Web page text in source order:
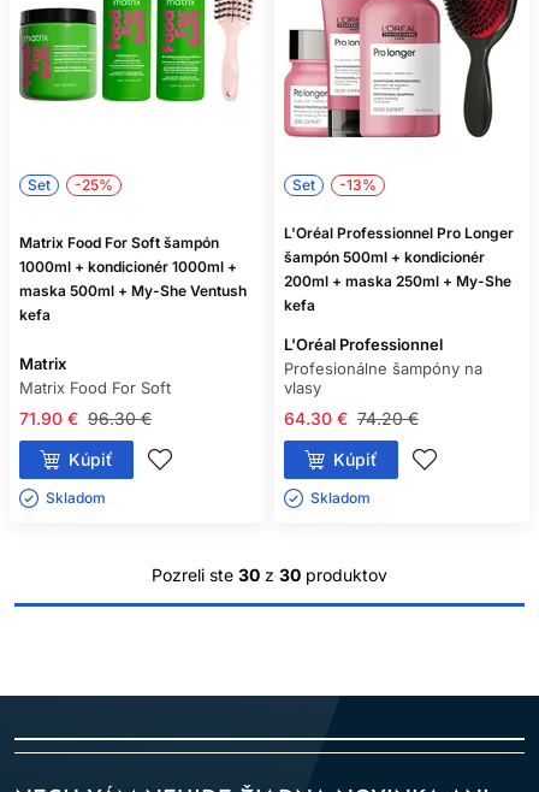
Set -25%
Matrix Food For Soft šampón
1000ml + kondicionér 1000ml +
maska 500ml + My-She Ventush
kefa
Matrix
Matrix Food For Soft
96.30 €
71.90 €
Kúpiť
Skladom ㅤ
Set -13%
L'Oréal Professionnel Pro Longer
šampón 500ml + kondicionér
200ml + maska 250ml + My-She
kefa
L'Oréal Professionnel
Profesionálne šampóny na
vlasy
74.20 €
64.30 €
Kúpiť
Skladom ㅤ
Pozreli ste 30 z 30 produktov